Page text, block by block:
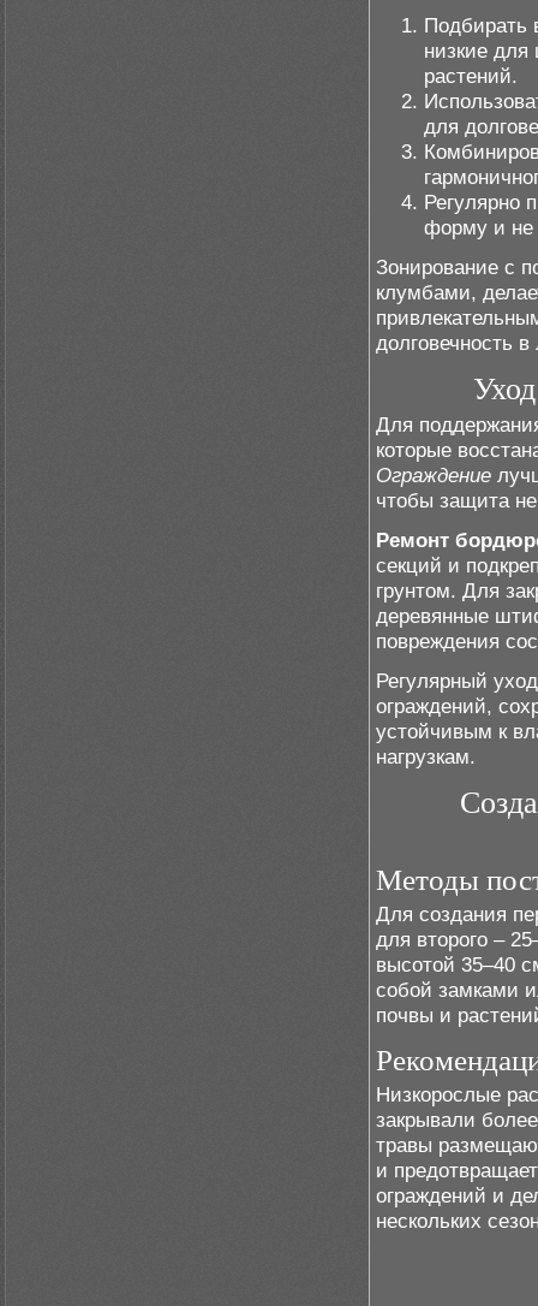
Подбирать
низкие
растений.
для
Регулярно
форму и не
Зонирование с
клумбами,
долговечность
Для
которые
Ограждение
чтобы защита
Ремонт
секций и
грунтом. Для
деревянные
повреждения
Регулярный
ограждений,
устойчивым к
нагрузкам.
Методы
Для создания
для второго –
высотой 35–40
собой замками
почвы и
Низкорослые
закрывали
травы
и
ограждений и
нескольких